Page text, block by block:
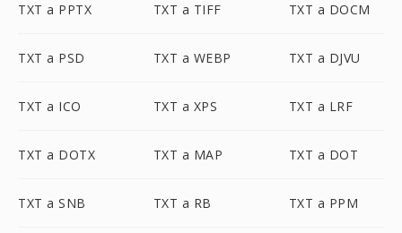
TXT a PPTX TXT a TIFF TXT a DOCM
TXT a PSD TXT a WEBP TXT a DJVU
TXT a ICO TXT a XPS TXT a LRF
TXT a DOTX TXT a MAP TXT a DOT
TXT a SNB TXT a RB TXT a PPM